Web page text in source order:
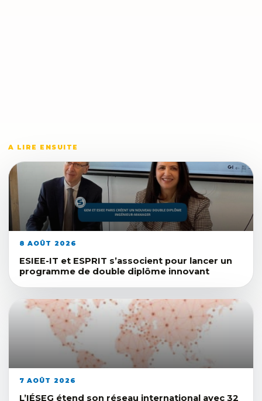
A LIRE ENSUITE
8 AOÛT 2026
ESIEE-IT et ESPRIT s’associent pour lancer un
programme de double diplôme innovant
7 AOÛT 2026
L’IÉSEG étend son réseau international avec 32